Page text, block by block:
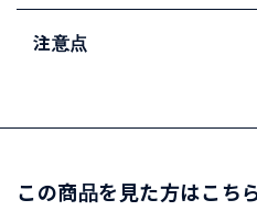
注意点
この商品を見た方はこち